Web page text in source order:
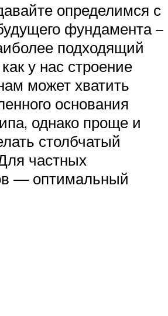
определимся с
фундамента –
подходящий
у нас строение
может хватить
основания
однако проще и
столбчатый
частных
— оптимальный